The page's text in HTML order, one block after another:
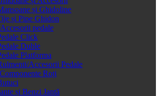
și Ghidoline
și Pipe Ghidon
pedale
Click
Duble
Platforma
Accesorii Pedale
Roți
și Benzi Jantă